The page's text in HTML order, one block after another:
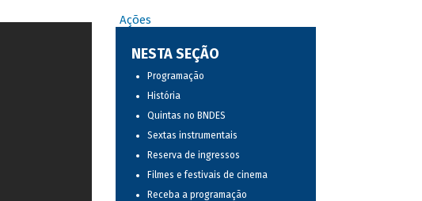
Ações
NESTA SEÇÃO
Programação
História
Quintas no BNDES
Sextas instrumentais
Reserva de ingressos
Filmes e festivais de cinema
Receba a programação